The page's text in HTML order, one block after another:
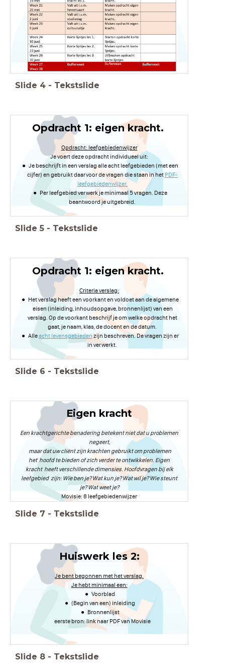
1C
Slide 4 - Tekstslide
Opdracht 1: eigen kracht.
Opdracht: leefgebiedenwijzer
Je voert deze opdracht individueel uit:
Je beschrijft in een verslag alle acht leefgebieden (met een
cijfer) en gebruikt daarvoor de vragen die staan in het PDF-
leefgebiedenwijzer.
Per leefgebied verwerk je minimaal 5 vragen. Deze
beantwoord je uitgebreid.
Slide 5 - Tekstslide
Opdracht 1: eigen kracht.
Criteria verslag:
Het verslag heeft een voorkant en voldoet aan de algemene
eisen (inleiding, inhoudsopgave, bronnenlijst) van een
verslag. Op de voorkant beschrijf je om welke opdracht het
gaat, je naam, klas, de docent en de datum.
Alleacht levensgebiedenzijn beschreven. De vragen zijn er
in verwerkt.
Slide 6 - Tekstslide
Eigen kracht
Een krachtgerichte benadering betekent niet dat u problemen
negeert,
maar dat uw cliënt zijn krachten gebruikt om problemen
het hoofd te bieden of zich verder te ontwikkelen. Eigen
kracht heeft verschillende dimensies. Hoofdvragen bij elk
leefgebied zijn: Wie ben je? Wat kun je? Wat wil je? Wie steunt
je? Wat weet je?
Movisie: 8 leefgebiedenwijzer
Slide 7 - Tekstslide
Huiswerk les 2:
Je bent begonnen met het verslag.
Je hebt minimaal een:
Voorblad
(Begin van een) inleiding
Bronnenlijst
eerste bron: link naar PDF van Movisie
Slide 8 - Tekstslide